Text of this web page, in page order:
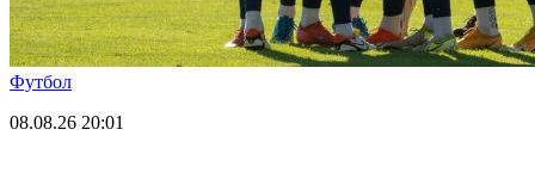
Футбол
08.08.26 20:01